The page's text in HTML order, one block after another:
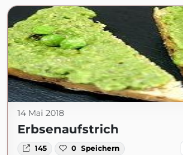
14 Mai 2018
Erbsenaufstrich
145 0 Speichern